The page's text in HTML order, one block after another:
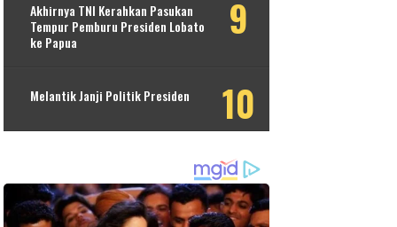
Akhirnya TNI Kerahkan Pasukan
Tempur Pemburu Presiden Lobato
ke Papua
Melantik Janji Politik Presiden